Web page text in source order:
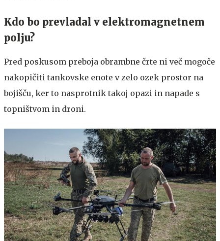
Kdo bo prevladal v elektromagnetnem
polju?
Pred poskusom preboja obrambne črte ni več mogoče
nakopičiti tankovske enote v zelo ozek prostor na
bojišču, ker to nasprotnik takoj opazi in napade s
topništvom in droni.